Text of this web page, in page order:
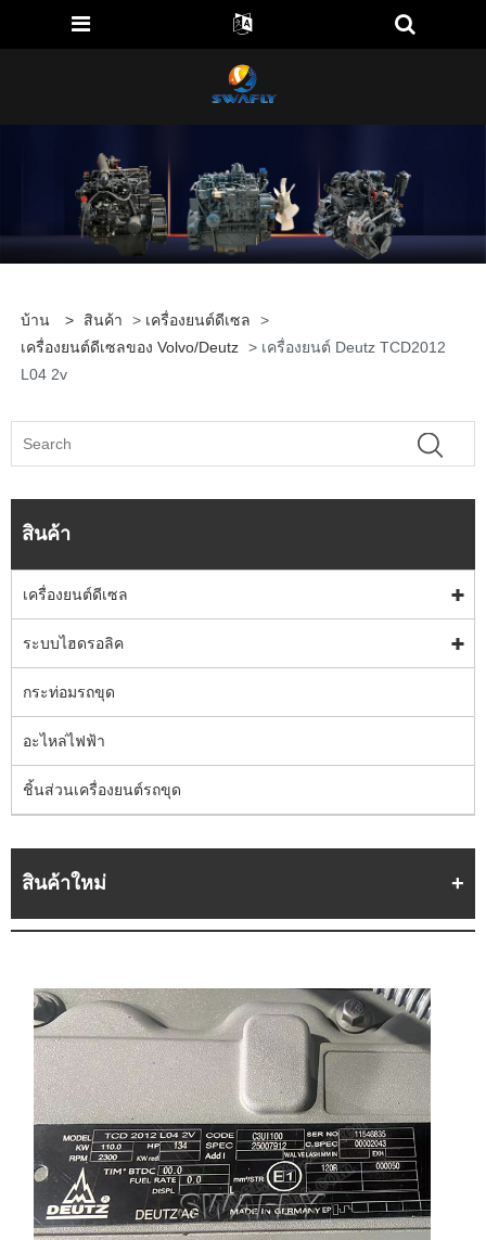
บ้าน > สินค้า > เครื่องยนต์ดีเซล
>
เครื่องยนต์ดีเซลของ Volvo/Deutz > เครื่องยนต์ Deutz TCD2012
L04 2v
สินค้า
เครื่องยนต์ดีเซล
ระบบไฮดรอลิค
กระท่อมรถขุด
อะไหล่ไฟฟ้า
ชิ้นส่วนเครื่องยนต์รถขุด
สินค้าใหม่